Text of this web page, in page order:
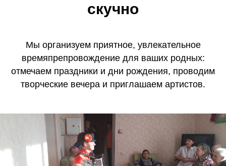
скучно
Мы организуем приятное, увлекательное
времяпрепровождение для ваших родных:
отмечаем праздники и дни рождения, проводим
творческие вечера и приглашаем артистов.